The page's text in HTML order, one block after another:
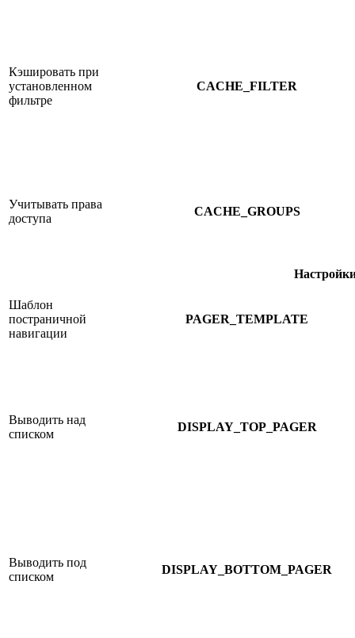
Кэшировать при
установленном
фильтре
CACHE_FILTER
Учитывать права
доступа
CACHE_GROUPS
Шаблон
постраничной
навигации
PAGER_TEMPLATE
Выводить над
списком
DISPLAY_TOP_PAGER
Выводить под
списком
DISPLAY_BOTTOM_PAGER